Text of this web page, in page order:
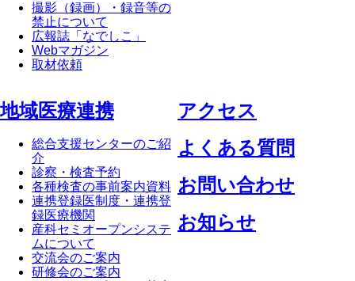
撮影（録画）・録音等の
禁止について
広報誌「なでしこ」
Webマガジン
取材依頼
地域医療連携
総合支援センターのご紹
介
診察・検査予約
各種検査の事前案内資料
連携登録医制度・連携登
録医療機関
産科セミオープンシステ
ムについて
交流会のご案内
研修会のご案内
アクセス
よくある質問
お問い合わせ
お知らせ